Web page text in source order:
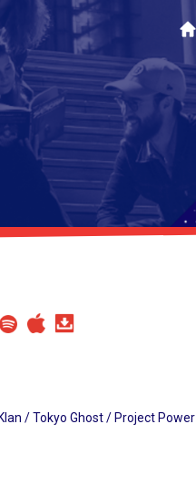
/ Tokyo Ghost / Project Power